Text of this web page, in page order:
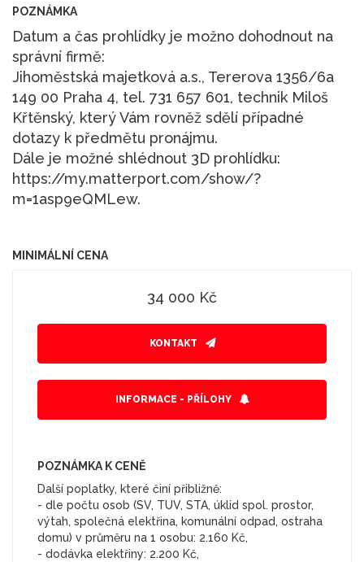
POZNÁMKA
Datum a čas prohlídky je možno dohodnout na
správní firmě:
Jihoměstská majetková a.s., Tererova 1356/6a
149 00 Praha 4, tel. 731 657 601, technik Miloš
Křtěnský, který Vám rovněž sdělí případné
dotazy k předmětu pronájmu.
Dále je možné shlédnout 3D prohlídku:
https://my.matterport.com/show/?
m=1asp9eQMLew.
MINIMÁLNÍ CENA
34 000 Kč
KONTAKT
INFORMACE - PŘÍLOHY
POZNÁMKA K CENĚ
Další poplatky, které činí přibližně:
- dle počtu osob (SV, TUV, STA, úklid spol. prostor,
výtah, společná elektřina, komunální odpad, ostraha
domu) v průměru na 1 osobu: 2.160 Kč,
- dodávka elektřiny: 2.200 Kč,